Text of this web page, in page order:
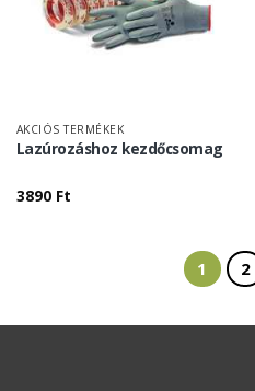
AKCIÓS TERMÉKEK
Lazúrozáshoz kezdőcsomag
3890 Ft
1 2